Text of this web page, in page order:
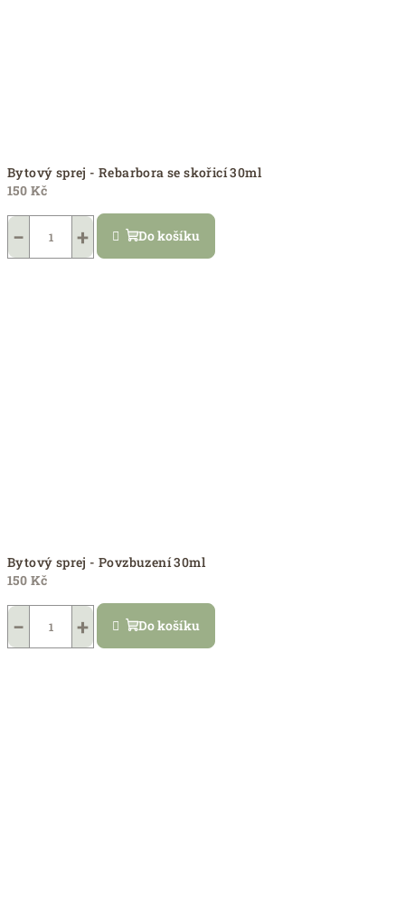
Bytový sprej - Rebarbora se skořicí 30ml
150 Kč
+
− Do košíku
Bytový sprej - Povzbuzení 30ml
150 Kč
+
− Do košíku